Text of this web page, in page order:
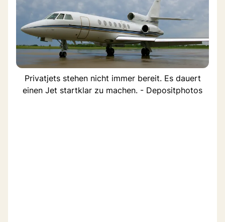
Privatjets stehen nicht immer bereit. Es dauert
einen Jet startklar zu machen. - Depositphotos